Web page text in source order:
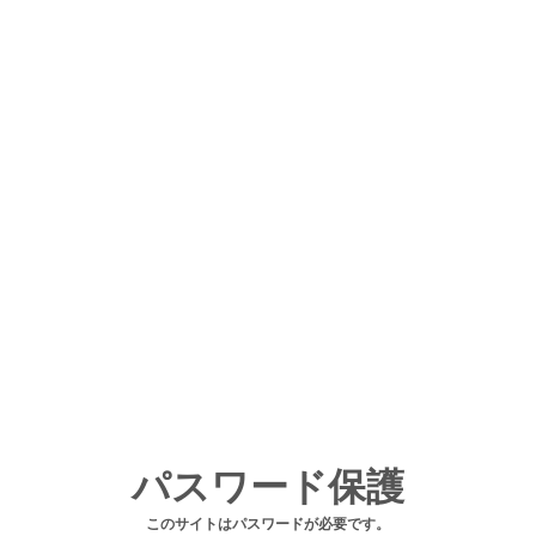
パスワード保護
このサイトはパスワードが必要です。